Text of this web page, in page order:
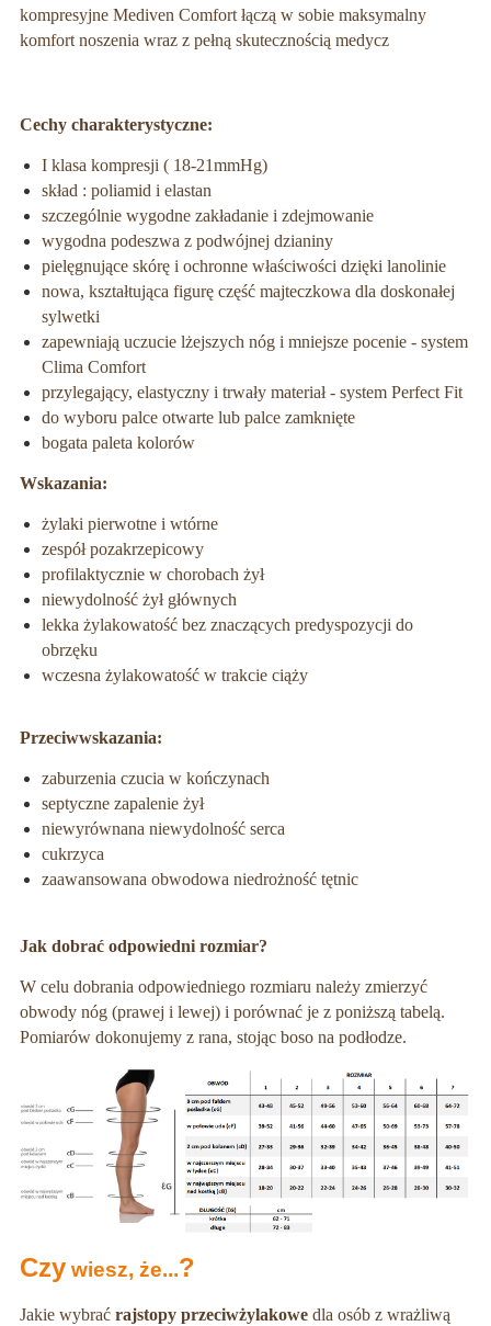
kompresyjne Mediven Comfort łączą w sobie maksymalny
komfort noszenia wraz z pełną skutecznością medycz
Cechy charakterystyczne:
I klasa kompresji ( 18-21mmHg)
skład : poliamid i elastan
szczególnie wygodne zakładanie i zdejmowanie
wygodna podeszwa z podwójnej dzianiny
pielęgnujące skórę i ochronne właściwości dzięki lanolinie
nowa, kształtująca figurę część majteczkowa dla doskonałej
sylwetki
zapewniają uczucie lżejszych nóg i mniejsze pocenie - system
Clima Comfort
przylegający, elastyczny i trwały materiał - system Perfect Fit
do wyboru palce otwarte lub palce zamknięte
bogata paleta kolorów
Wskazania:
żylaki pierwotne i wtórne
zespół pozakrzepicowy
profilaktycznie w chorobach żył
niewydolność żył głównych
lekka żylakowatość bez znaczących predyspozycji do
obrzęku
wczesna żylakowatość w trakcie ciąży
Przeciwwskazania:
zaburzenia czucia w kończynach
septyczne zapalenie żył
niewyrównana niewydolność serca
cukrzyca
zaawansowana obwodowa niedrożność tętnic
Jak dobrać odpowiedni rozmiar?
W celu dobrania odpowiedniego rozmiaru należy zmierzyć
obwody nóg (prawej i lewej) i porównać je z poniższą tabelą.
Pomiarów dokonujemy z rana, stojąc boso na podłodze.
Czy wiesz, że...?
Jakie wybrać rajstopy przeciwżylakowe dla osób z wrażliwą